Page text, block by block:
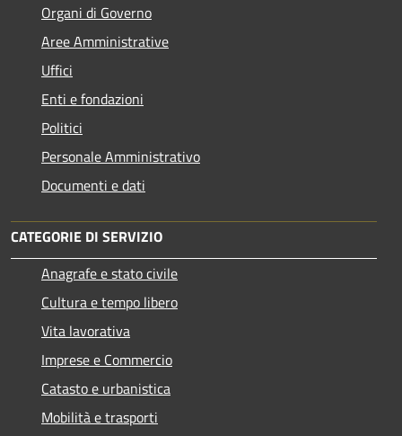
Organi di Governo
Aree Amministrative
Uffici
Enti e fondazioni
Politici
Personale Amministrativo
Documenti e dati
CATEGORIE DI SERVIZIO
Anagrafe e stato civile
Cultura e tempo libero
Vita lavorativa
Imprese e Commercio
Catasto e urbanistica
Mobilità e trasporti